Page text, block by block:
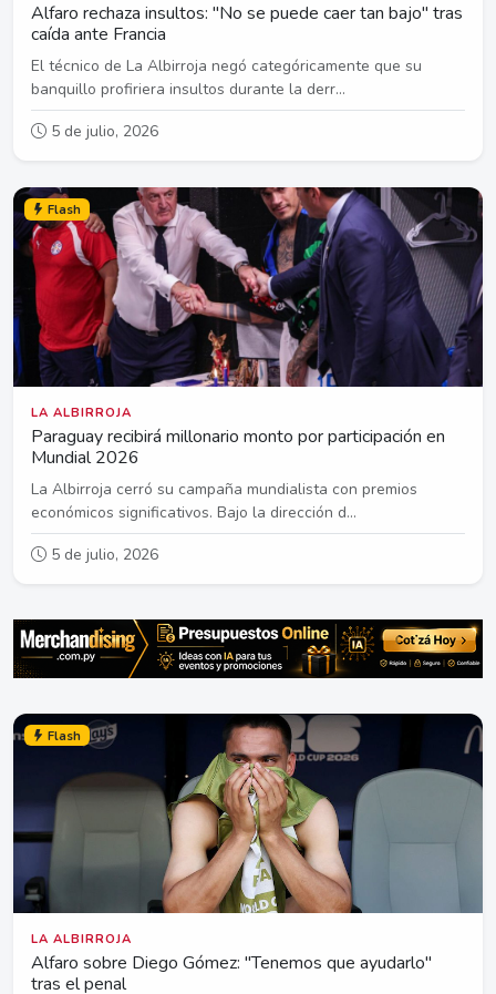
Alfaro rechaza insultos: "No se puede caer tan bajo" tras
caída ante Francia
El técnico de La Albirroja negó categóricamente que su
banquillo profiriera insultos durante la derr...
5 de julio, 2026
Flash
LA ALBIRROJA
Paraguay recibirá millonario monto por participación en
Mundial 2026
La Albirroja cerró su campaña mundialista con premios
económicos significativos. Bajo la dirección d...
5 de julio, 2026
Flash
LA ALBIRROJA
Alfaro sobre Diego Gómez: "Tenemos que ayudarlo"
tras el penal